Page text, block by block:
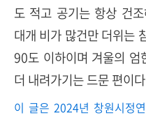
도 적고 공기는 항상 건
대개 비가 많건만 더위는
90도 이하이며 겨울의
더 내려가기는 드문 편이
이 글은 2024년 창원시정